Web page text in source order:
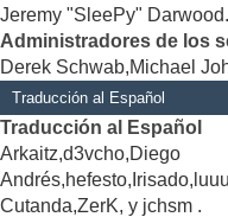
Jeremy "SleePy" Darwood.
Administradores de los
Derek Schwab,Michael
Traducción al Español
Traducción al Español
Arkaitz,d3vcho,Diego
Cutanda,ZerK, y jchsm .